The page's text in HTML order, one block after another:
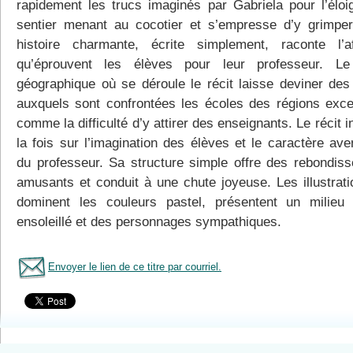
rapidement les trucs imaginés par Gabriela pour
sentier menant au cocotier et s’empresse d’y
histoire charmante, écrite simplement, raconte
qu’éprouvent les élèves pour leur professeur.
géographique où se déroule le récit laisse deviner
auxquels sont confrontées les écoles des régions
comme la difficulté d’y attirer des enseignants. Le récit
la fois sur l’imagination des élèves et le caractère
du professeur. Sa structure simple offre des
amusants et conduit à une chute joyeuse. Les
dominent les couleurs pastel, présentent un
ensoleillé et des personnages sympathiques.
Envoyer le lien de ce titre par courriel.